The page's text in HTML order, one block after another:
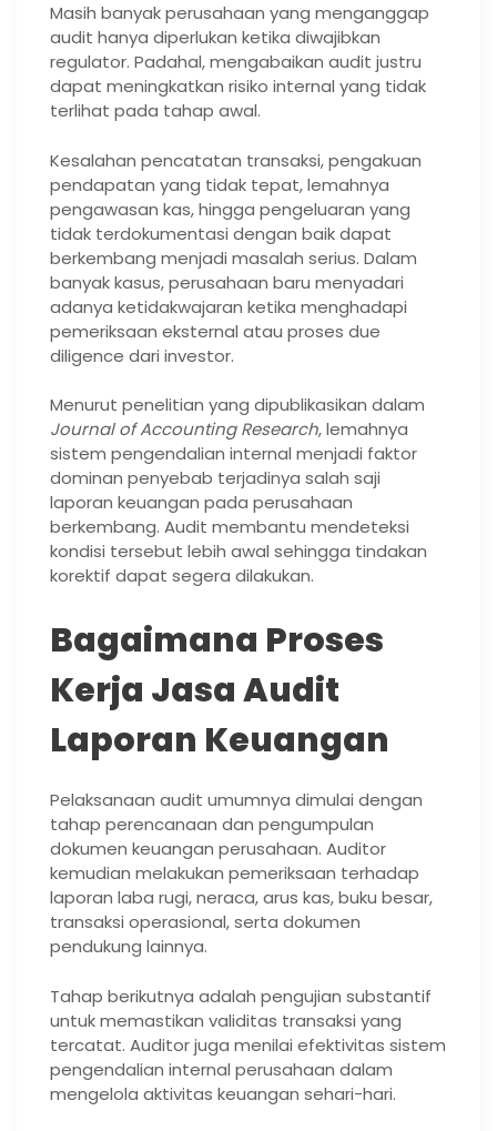
Masih banyak perusahaan yang menganggap
audit hanya diperlukan ketika diwajibkan
regulator. Padahal, mengabaikan audit justru
dapat meningkatkan risiko internal yang tidak
terlihat pada tahap awal.
Kesalahan pencatatan transaksi, pengakuan
pendapatan yang tidak tepat, lemahnya
pengawasan kas, hingga pengeluaran yang
tidak terdokumentasi dengan baik dapat
berkembang menjadi masalah serius. Dalam
banyak kasus, perusahaan baru menyadari
adanya ketidakwajaran ketika menghadapi
pemeriksaan eksternal atau proses due
diligence dari investor.
Menurut penelitian yang dipublikasikan dalam
Journal of Accounting Research, lemahnya
sistem pengendalian internal menjadi faktor
dominan penyebab terjadinya salah saji
laporan keuangan pada perusahaan
berkembang. Audit membantu mendeteksi
kondisi tersebut lebih awal sehingga tindakan
korektif dapat segera dilakukan.
Bagaimana Proses
Kerja Jasa Audit
Laporan Keuangan
Pelaksanaan audit umumnya dimulai dengan
tahap perencanaan dan pengumpulan
dokumen keuangan perusahaan. Auditor
kemudian melakukan pemeriksaan terhadap
laporan laba rugi, neraca, arus kas, buku besar,
transaksi operasional, serta dokumen
pendukung lainnya.
Tahap berikutnya adalah pengujian substantif
untuk memastikan validitas transaksi yang
tercatat. Auditor juga menilai efektivitas sistem
pengendalian internal perusahaan dalam
mengelola aktivitas keuangan sehari-hari.